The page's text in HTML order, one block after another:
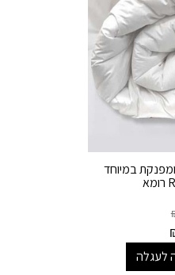
במיוחד
לעגלה